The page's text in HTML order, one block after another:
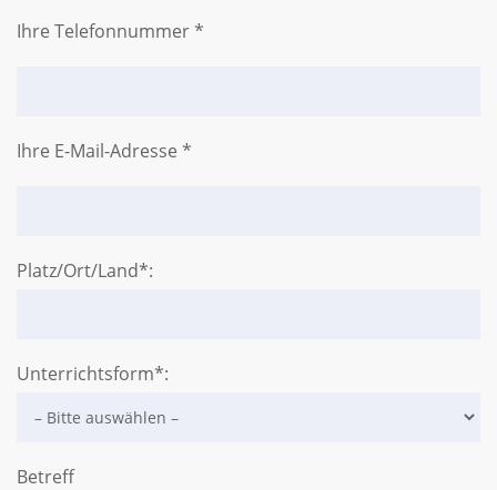
Ihre Telefonnummer *
Ihre E-Mail-Adresse *
Platz/Ort/Land*:
Unterrichtsform*:
Betreff